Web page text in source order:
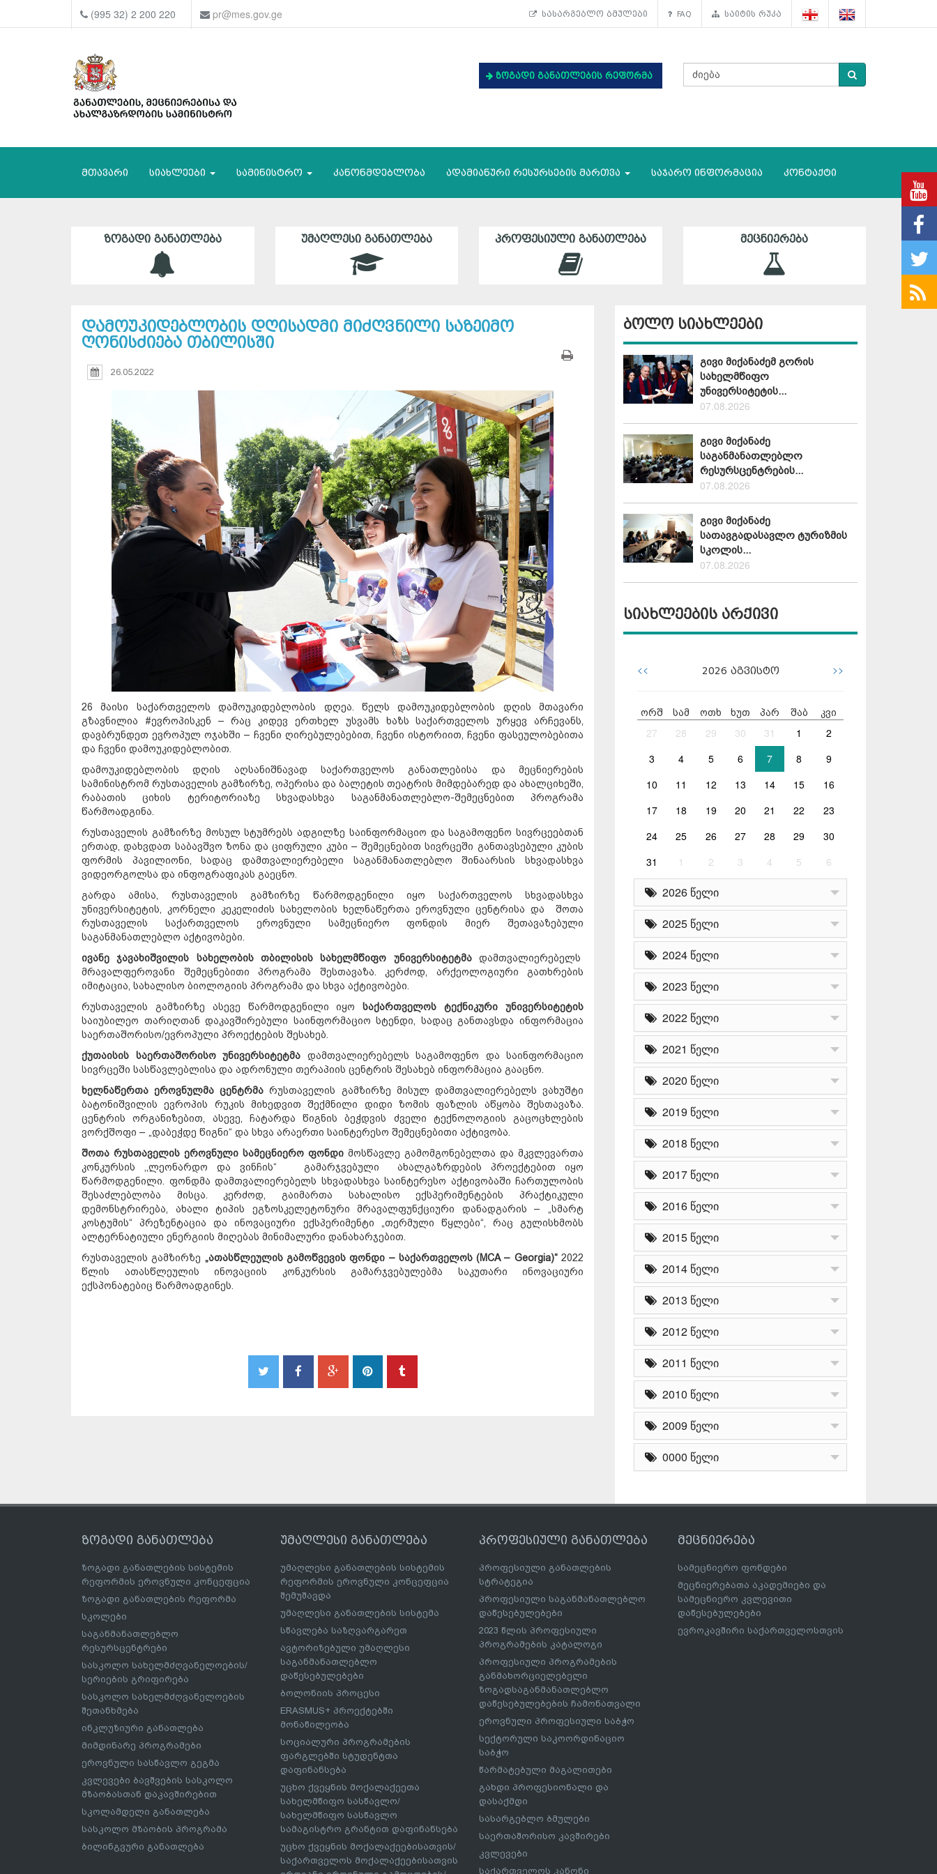
(995 32) 2 200 220 pr@mes.gov.ge სასარგებლო ბმულები FAQ საიტის რუკა
ზოგადი განათლების რეფორმა
მთავარი სიახლეები სამინისტრო კანონმდებლობა ადამიანური რესურსების მართვა საჯარო ინფორმაცია კონტაქტი
ᲖᲝᲒᲐᲓᲘ ᲒᲐᲜᲐᲗᲚᲔᲑᲐ ᲣᲛᲐᲦᲚᲔᲡᲘ ᲒᲐᲜᲐᲗᲚᲔᲑᲐ ᲞᲠᲝᲤᲔᲡᲘᲣᲚᲘ ᲒᲐᲜᲐᲗᲚᲔᲑᲐ ᲛᲔᲪᲜᲘᲔᲠᲔᲑᲐ
დამოუკიდებლობის დღისადმი მიძღვნილი საზეიმო
ღონისძიება თბილისში
26.05.2022
26 მაისი საქართველოს დამოუკიდებლობის დღეა. წელს დამოუკიდებლობის დღის მთავარი
გზავნილია #ევროპისკენ – რაც კიდევ ერთხელ უსვამს ხაზს საქართველოს ურყევ არჩევანს,
დავბრუნდეთ ევროპულ ოჯახში – ჩვენი ღირებულებებით, ჩვენი ისტორიით, ჩვენი ფასეულობებითა
და ჩვენი დამოუკიდებლობით.
დამოუკიდებლობის დღის აღსანიშნავად საქართველოს განათლებისა და მეცნიერების
სამინისტრომ რუსთაველის გამზირზე, ოპერისა და ბალეტის თეატრის მიმდებარედ და ახალციხეში,
რაბათის ციხის ტერიტორიაზე სხვადასხვა საგანმანათლებლო-შემეცნებით პროგრამა
წარმოადგინა.
რუსთაველის გამზირზე მოსულ სტუმრებს ადგილზე საინფორმაციო და საგამოფენო სივრცეებთან
ერთად, დახვდათ საბავშვო ზონა და ციფრული კუბი – შემეცნებით სივრცეში განთავსებული კუბის
ფორმის პავილიონი, სადაც დამთვალიერებელი საგანმანათლებლო შინაარსის სხვადასხვა
ვიდეორგოლსა და ინფოგრაფიკას გაეცნო.
გარდა ამისა, რუსთაველის გამზირზე წარმოდგენილი იყო საქართველოს სხვადასხვა
უნივერსიტეტის, კორნელი კეკელიძის სახელობის ხელნაწერთა ეროვნული ცენტრისა და შოთა
რუსთაველის საქართველოს ეროვნული სამეცნიერო ფონდის მიერ შეთავაზებული
საგანმანათლებლო აქტივობები.
ივანე ჯავახიშვილის სახელობის თბილისის სახელმწიფო უნივერსიტეტმა დამთვალიერებელს
მრავალფეროვანი შემეცნებითი პროგრამა შესთავაზა. კერძოდ, არქეოლოგიური გათხრების
იმიტაცია, სახალისო ბიოლოგიის პროგრამა და სხვა აქტივობები.
რუსთაველის გამზირზე ასევე წარმოდგენილი იყოსაქართველოს ტექნიკური უნივერსიტეტის
საიუბილეო თარიღთან დაკავშირებული საინფორმაციო სტენდი, სადაც განთავსდა ინფორმაცია
საერთაშორისო/ევროპული პროექტების შესახებ.
ქუთაისის საერთაშორისო უნივერსიტეტმა დამთვალიერებელს საგამოფენო და საინფორმაციო
სივრცეში სასწავლებლისა და ადრონული თერაპიის ცენტრის შესახებ ინფორმაცია გააცნო.
ხელნაწერთა ეროვნულმა ცენტრმა რუსთაველის გამზირზე მისულ დამთვალიერებელს ვახუშტი
ბატონიშვილის ევროპის რუკის მიხედვით შექმნილი დიდი ზომის ფაზლის აწყობა შესთავაზა.
ცენტრის ორგანიზებით, ასევე, ჩატარდა წიგნის ბეჭდვის ძველი ტექნოლოგიის გაცოცხლების
ვორქშოფი – „დაბეჭდე წიგნი“ და სხვა არაერთი საინტერესო შემეცნებითი აქტივობა.
შოთა რუსთაველის ეროვნული სამეცნიერო ფონდი მოსწავლე გამომგონებელთა და მკვლევართა
კონკურსის ,,ლეონარდო და ვინჩის“ გამარჯვებული ახალგაზრდების პროექტებით იყო
წარმოდგენილი. ფონდმა დამთვალიერებელს სხვადასხვა საინტერესო აქტივობაში ჩართულობის
შესაძლებლობა მისცა. კერძოდ, გაიმართა სახალისო ექსპერიმენტების პრაქტიკული
დემონსტრირება, ახალი ტიპის ეგზოსკელეტონური მრავალფუნქციური დანადგარის – „სმარტ
კოსტუმის“ პრეზენტაცია და ინოვაციური ექსპერიმენტი „თერმული წყლები“, რაც გულისხმობს
ალტერნატიული ენერგიის მიღებას მინიმალური დანახარჯებით.
რუსთაველის გამზირზე „ათასწლეულის გამოწვევის ფონდი – საქართველოს (MCA – Georgia)“2022
წლის ათასწლეულის ინოვაციის კონკურსის გამარჯვებულებმა საკუთარი ინოვაციური
ექსპონატებიც წარმოადგინეს.
ბოლო სიახლეები
გივი მიქანაძემ გორის
სახელმწიფო
უნივერსიტეტის...
07.08.2026
გივი მიქანაძე
საგანმანათლებლო
რესურსცენტრების...
07.08.2026
გივი მიქანაძე
სათავგადასავლო ტურიზმის
სკოლის...
07.08.2026
სიახლეების არქივი
<< 2026 აგვისტო >>
ორშ სამ ოთხ ხუთ პარ შაბ კვი
27 28 29 30 31 1
2
3
4 5 6 7 8
9
10
11 12 13 14 15
16
17
18 19 20 21 22
23
24
25 26 27 28 29
30
31
1 2 3 4 5 6
2026 წელი
2025 წელი
2024 წელი
2023 წელი
2022 წელი
2021 წელი
2020 წელი
2019 წელი
2018 წელი
2017 წელი
2016 წელი
2015 წელი
2014 წელი
2013 წელი
2012 წელი
2011 წელი
2010 წელი
2009 წელი
0000 წელი
ზოგადი განათლება
ზოგადი განათლების სისტემის
რეფორმის ეროვნული კონცეფცია
ზოგადი განათლების რეფორმა
სკოლები
საგანმანათლებლო
რესურსცენტრები
სასკოლო სახელმძღვანელოების/
სერიების გრიფირება
სასკოლო სახელმძღვანელოების
შეთანხმება
ინკლუზიური განათლება
მიმდინარე პროგრამები
ეროვნული სასწავლო გეგმა
კვლევები ბავშვების სასკოლო
მზაობასთან დაკავშირებით
სკოლამდელი განათლება
სასკოლო მზაობის პროგრამა
ბილინგვური განათლება
უმაღლესი განათლება
უმაღლესი განათლების სისტემის
რეფორმის ეროვნული კონცეფცია
შემუშავდა
უმაღლესი განათლების სისტემა
სწავლება საზღვარგარეთ
ავტორიზებული უმაღლესი
საგანმანათლებლო
დაწესებულებები
ბოლონიის პროცესი
ERASMUS+ პროექტებში
მონაწილეობა
სოციალური პროგრამების
ფარგლებში სტუდენტთა
დაფინანსება
უცხო ქვეყნის მოქალაქეეთა
სახელმწიფო სასწავლო/
სახელმწიფო სასწავლო
სამაგისტრო გრანტით დაფინანსება
უცხო ქვეყნის მოქალაქეებისათვის/
საქართველოს მოქალაქეებისათვის
პროფესიული განათლება
პროფესიული განათლების
სტრატეგია
პროფესიული საგანმანათლებლო
დაწესებულებები
2023 წლის პროფესიული
პროგრამების კატალოგი
პროფესიული პროგრამების
განმახორციელებელი
ზოგადსაგანმანათლებლო
დაწესებულებების ჩამონათვალი
ეროვნული პროფესიული საბჭო
სექტორული საკოორდინაციო
საბჭო
წარმატებული მაგალითები
გახდი პროფესიონალი და
დასაქმდი
სასარგებლო ბმულები
საერთაშორისო კავშირები
კვლევები
საქართველოს კანონი
მეცნიერება
სამეცნიერო ფონდები
მეცნიერებათა აკადემიები და
სამეცნიერო კვლევითი
დაწესებულებები
ევროკავშირი საქართველოსთვის